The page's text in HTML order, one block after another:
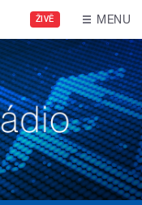
ŽIVĚ MENU